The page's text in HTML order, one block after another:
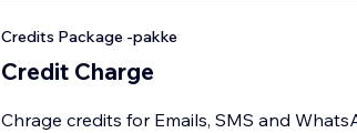
Credits Package -pakke
Credit Charge
Chrage credits for Emails, SMS and